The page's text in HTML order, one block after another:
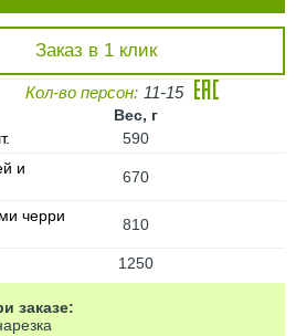
Заказ в 1 клик
Кол-во персон: 11-15
Вес, г
590
и
670
черри
810
1250
заказе: